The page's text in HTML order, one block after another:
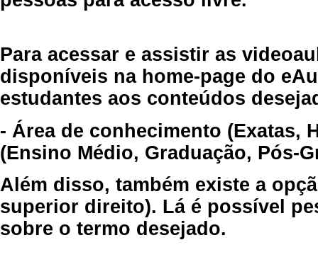
Para acessar e assistir as
disponíveis na home-page do
estudantes aos conteúdos
- Área de conhecimento (Exatas,
(Ensino Médio, Graduação, Pós-
Além disso, também existe a
superior direito). Lá é possível
sobre o termo desejado.